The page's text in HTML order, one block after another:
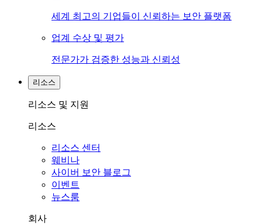
세계 최고의 기업들이 신뢰하는 보안 플랫폼
업계 수상 및 평가
전문가가 검증한 성능과 신뢰성
리소스
리소스 및 지원
리소스
리소스 센터
웨비나
사이버 보안 블로그
이벤트
뉴스룸
회사